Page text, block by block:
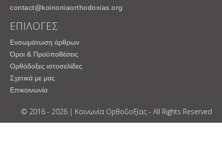
contact@koinoniaorthodoxias.org
ΕΠΙΛΟΓΕΣ
Ενσωμάτωση άρθρων
Όροι & Προϋποθέσεις
Ορθόδοξες ιστοσελίδες
Σχετικά με μας
Επικοινωνία
© 2016 - 2026 | Κοινωνία Ορθοδοξίας - All Rights Reserved